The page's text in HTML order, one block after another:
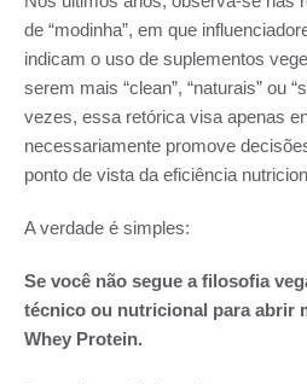
de “modinha”, em que
indicam o uso de suplementos
serem mais “clean”, “naturais” ou
vezes, essa retórica visa apenas
necessariamente promove
ponto de vista da eficiência
A verdade é simples:
Se você não segue a filosofia
técnico ou nutricional para abrir
Whey Protein.